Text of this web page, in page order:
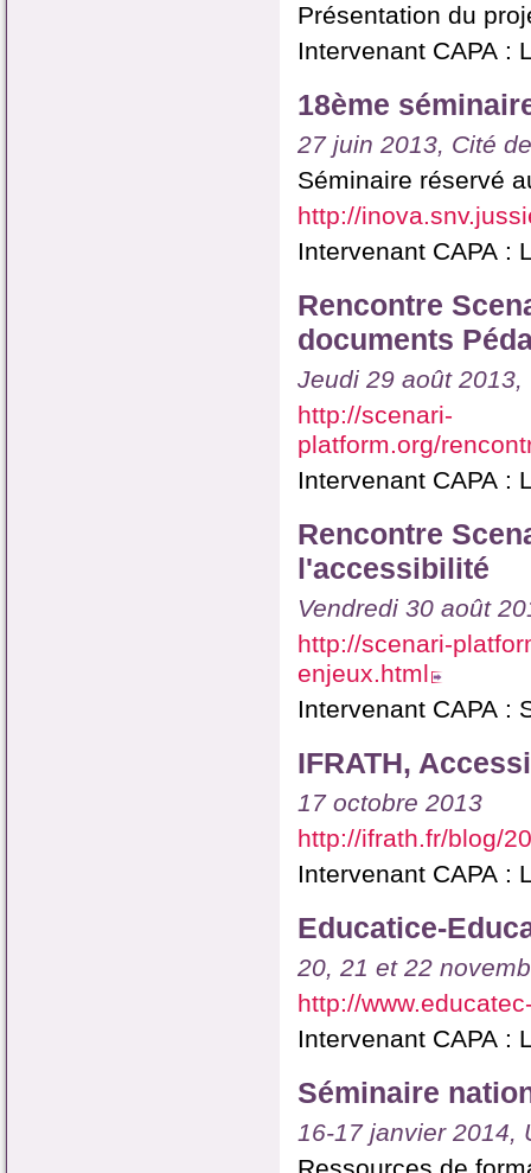
Présentation du
Intervenant CAPA :
18ème
27 juin 2013, Cité
Séminaire réservé
http://
Intervenant CAPA :
Rencontre
documents
Jeudi 29 août 2013,
http://scenari-
platform.org/
Intervenant CAPA :
Rencontre
l'accessibilité
Vendredi 30 août
http://scenari-
enjeux.html
Intervenant CAPA :
IFRATH,
17 octobre 2013
http://ifrath.fr/blog/
Intervenant CAPA :
Educatice-
20, 21 et 22
http://
Intervenant CAPA :
Séminaire
16-17 janvier 2014,